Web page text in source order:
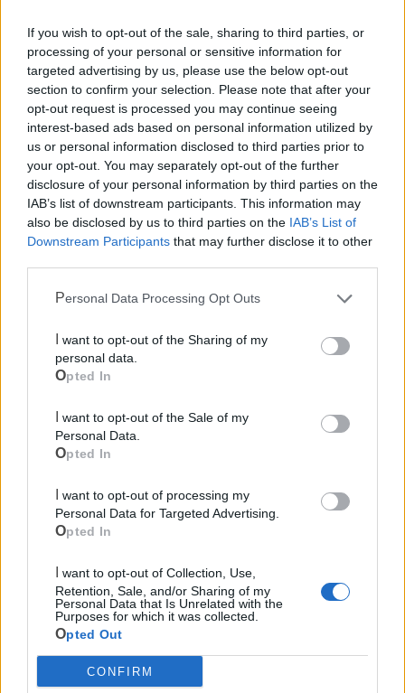
If you wish to opt-out of the sale, sharing to third parties, or
processing of your personal or sensitive information for
targeted advertising by us, please use the below opt-out
section to confirm your selection. Please note that after your
opt-out request is processed you may continue seeing
interest-based ads based on personal information utilized by
us or personal information disclosed to third parties prior to
your opt-out. You may separately opt-out of the further
disclosure of your personal information by third parties on the
IAB’s list of downstream participants. This information may
also be disclosed by us to third parties on the IAB’s List of
Downstream Participants that may further disclose it to other
Personal Data Processing Opt Outs
personal data.
Opted In
Personal Data.
Opted In
Personal Data for Targeted Advertising.
Opted In
Retention, Sale, and/or Sharing of my
Personal Data that Is Unrelated with the
Purposes for which it was collected.
Opted Out
CONFIRM
Mondo CIA
Cia Agricoltori Italiani | Puglia - Area Due
Scopri tutte le notizie, gli eventi e la Web TV di Cia Puglia - Area
Due Mari